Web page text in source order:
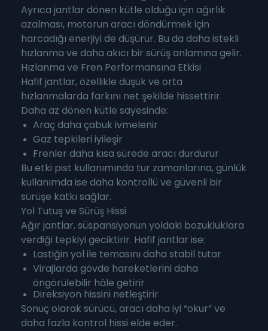
Ayrıca jantlar dönen kütle olduğu için ağırlık
azalması, motorun aracı döndürmek için
harcadığı enerjiyi de düşürür. Bu da daha istekli
hızlanma ve daha akıcı bir sürüş anlamına gelir.
Hızlanma ve Fren Performansına Etkisi
Hafif jantlar, özellikle düşük ve orta
hızlanmalarda farkını net şekilde hissettirir.
Daha az dönen kütle sayesinde:
Araç daha çabuk ivmelenir
Gaz tepkileri iyileşir
Frenler daha kısa sürede aracı durdurur
Bu etki pist kullanımında tur zamanlarına, günlük
kullanımda ise daha kontrollü ve güvenli bir
sürüşe katkı sağlar.
Yol Tutuş ve Sürüş Hissi
Ağır jantlar, süspansiyonun yoldaki bozukluklara
verdiği tepkiyi geciktirir. Hafif jantlar ise:
Lastiğin yol ile temasını daha stabil tutar
Virajlarda gövde hareketlerini daha
öngörülebilir hâle getirir
Direksiyon hissini netleştirir
Sonuç olarak sürücü, aracı daha iyi “okur” ve
daha fazla kontrol hissi elde eder.